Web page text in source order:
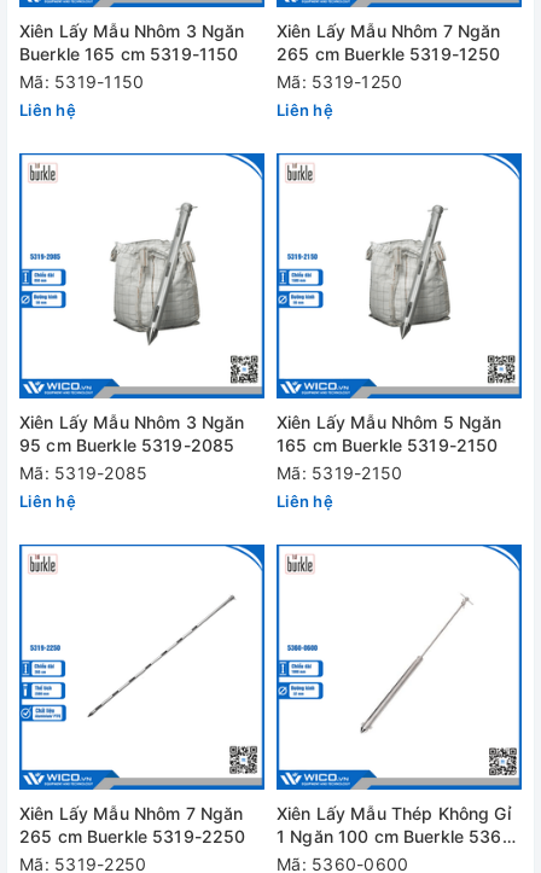
Xiên Lấy Mẫu Nhôm 3 Ngăn
Buerkle 165 cm 5319-1150
Mã: 5319-1150
Liên hệ
Xiên Lấy Mẫu Nhôm 7 Ngăn
265 cm Buerkle 5319-1250
Mã: 5319-1250
Liên hệ
Xiên Lấy Mẫu Nhôm 3 Ngăn
95 cm Buerkle 5319-2085
Mã: 5319-2085
Liên hệ
Xiên Lấy Mẫu Nhôm 5 Ngăn
165 cm Buerkle 5319-2150
Mã: 5319-2150
Liên hệ
Xiên Lấy Mẫu Nhôm 7 Ngăn
265 cm Buerkle 5319-2250
Mã: 5319-2250
Xiên Lấy Mẫu Thép Không Gỉ
1 Ngăn 100 cm Buerkle 5360-
0600
Mã: 5360-0600